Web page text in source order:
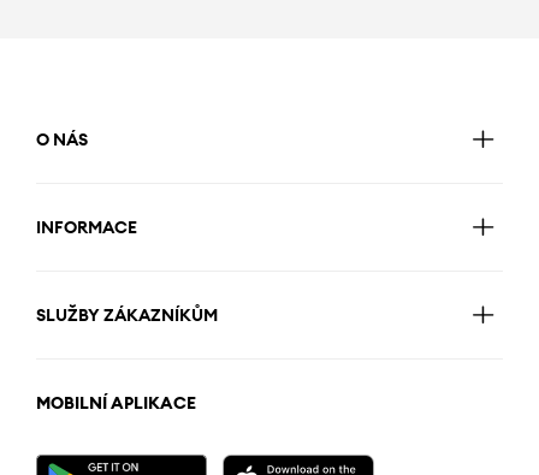
O NÁS
INFORMACE
SLUŽBY ZÁKAZNÍKŮM
MOBILNÍ APLIKACE